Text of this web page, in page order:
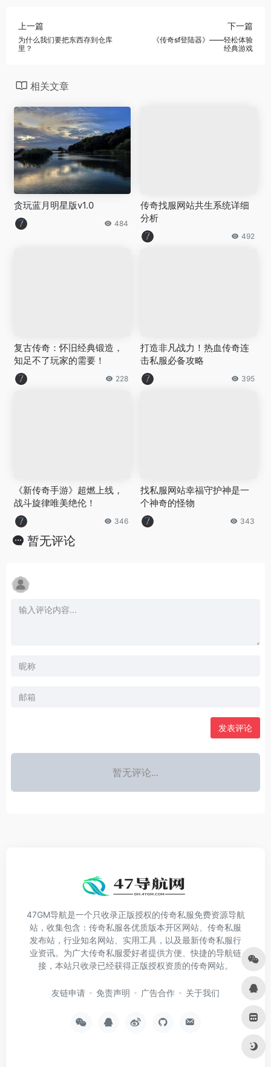
上一篇
为什么我们要把东西存到仓库
里？
下一篇
《传奇sf登陆器》——轻松体验
经典游戏
相关文章
贪玩蓝月明星版v1.0
484
传奇找服网站共生系统详细
分析
492
复古传奇：怀旧经典锻造，
知足不了玩家的需要！
228
打造非凡战力！热血传奇连
击私服必备攻略
395
《新传奇手游》超燃上线，
战斗旋律唯美绝伦！
346
找私服网站幸福守护神是一
个神奇的怪物
343
暂无评论
发表评论
暂无评论...
47GM导航是一个只收录正版授权的传奇私服免费资源导航
站，收集包含：传奇私服各优质版本开区网站、传奇私服
发布站，行业知名网站、实用工具，以及最新传奇私服行
业资讯。为广大传奇私服爱好者提供方便、快捷的导航链
接，本站只收录已经获得正版授权资质的传奇网站。
友链申请 免责声明 广告合作 关于我们